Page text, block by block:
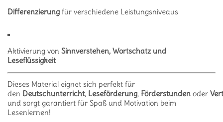
Differenzierung für verschiedene Leistungsniveaus
Aktivierung von Sinnverstehen, Wortschatz und
Leseflüssigkeit
Dieses Material eignet sich perfekt für
den Deutschunterricht, Leseförderung, Förderstunden oder
und sorgt garantiert für Spaß und Motivation beim
Lesenlernen!